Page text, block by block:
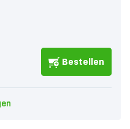
Bestellen